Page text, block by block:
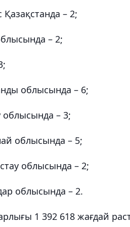
– 2;
– 2;
​​облысында – 6;
облысында – 3;
облысында – 5;
облысында – 2;
облысында – 2.
1 392 618 жағдай